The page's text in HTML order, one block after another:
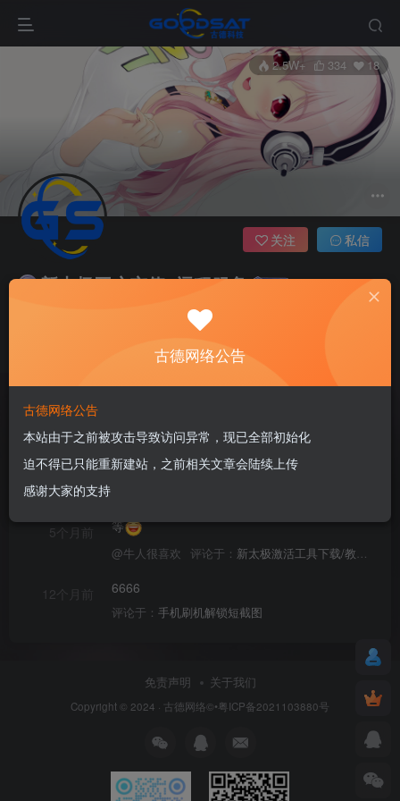
2.5W+ 334 18
新太极开户充值~远程服务
好德科技
长期在线收徒！远程技术教学！远程协助！任何需要请进群联系
关注 私信
文章31 收藏
2个月前 进这个帖子的群，来找我.....
5个月前 等
@牛人很喜欢 评论于： 新太极激活工具下载/教程/充值/开户(QQ交流群号:523943346)
12个月前 6666
评论于： 手机刷机解锁短截图
免责声明 关于我们
Copyright © 2024 · 古德网络©•粤ICP备2021103880号
古德网络公告
古德网络公告
本站由于之前被攻击导致访问异常，现已全部初始化
迫不得已只能重新建站，之前相关文章会陆续上传
感谢大家的支持